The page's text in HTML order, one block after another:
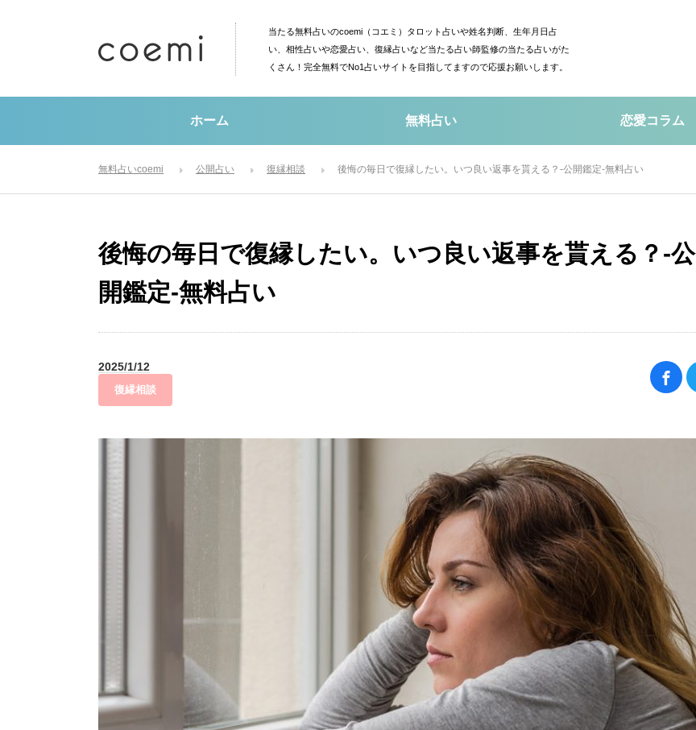
当たる無料占いのcoemi（コエミ）タロット占いや姓名判断、生年月日占
い、相性占いや恋愛占い、復縁占いなど当たる占い師監修の当たる占いがた
くさん！完全無料でNo1占いサイトを目指してますので応援お願いします。
ホーム 無料占い 恋愛コラム
無料占いcoemi 公開占い 復縁相談 後悔の毎日で復縁したい。いつ良い返事を貰える？-公開鑑定-無料占い
後悔の毎日で復縁したい。いつ良い返事を貰える？-公
開鑑定-無料占い
2025/1/12
復縁相談